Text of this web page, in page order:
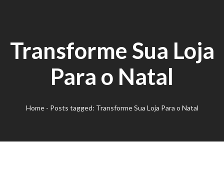
Transforme Sua Loja
Para o Natal
Home- Posts tagged: Transforme Sua Loja Para o Natal